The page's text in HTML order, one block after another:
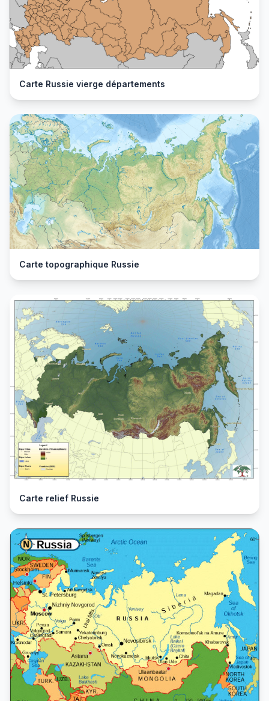
Carte Russie vierge départements
Carte topographique Russie
Carte relief Russie